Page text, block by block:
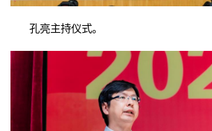
孔亮主持仪式。